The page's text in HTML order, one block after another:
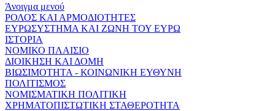
Άνοιγμα μενού
ΡΟΛΟΣ ΚΑΙ ΑΡΜΟΔΙΟΤΗΤΕΣ
ΕΥΡΩΣΥΣΤΗΜΑ ΚΑΙ ΖΩΝΗ ΤΟΥ ΕΥΡΩ
ΙΣΤΟΡΙΑ
ΝΟΜΙΚΟ ΠΛΑΙΣΙΟ
ΔΙΟΙΚΗΣΗ ΚΑΙ ΔΟΜΗ
ΒΙΩΣΙΜΟΤΗΤΑ - ΚΟΙΝΩΝΙΚΗ ΕΥΘΥΝΗ
ΠΟΛΙΤΙΣΜΟΣ
ΝΟΜΙΣΜΑΤΙΚΗ ΠΟΛΙΤΙΚΗ
ΧΡΗΜΑΤΟΠΙΣΤΩΤΙΚΗ ΣΤΑΘΕΡΟΤΗΤΑ